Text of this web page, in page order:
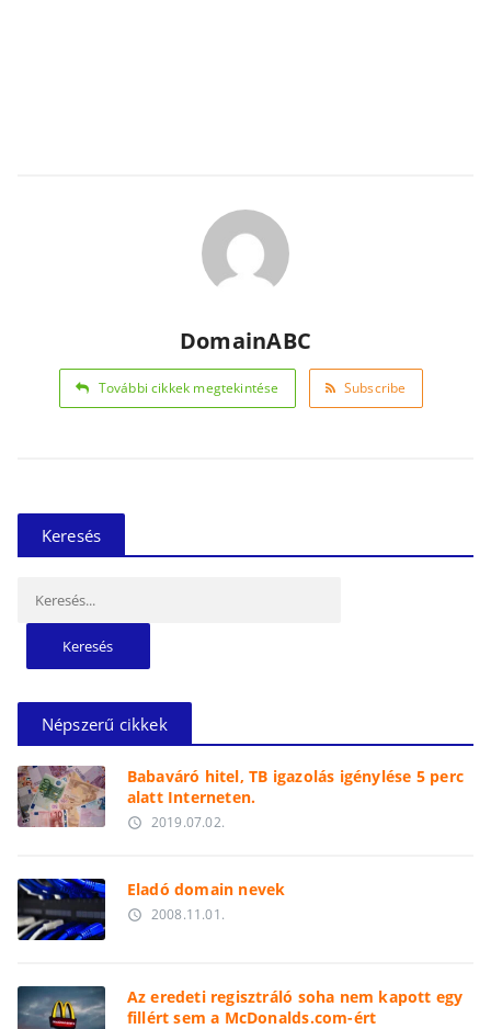
DomainABC
További cikkek megtekintése Subscribe
Keresés
Népszerű cikkek
Babaváró hitel, TB igazolás igénylése 5 perc
alatt Interneten.
access_time 2019.07.02.
Eladó domain nevek
access_time 2008.11.01.
Az eredeti regisztráló soha nem kapott egy
fillért sem a McDonalds.com-ért